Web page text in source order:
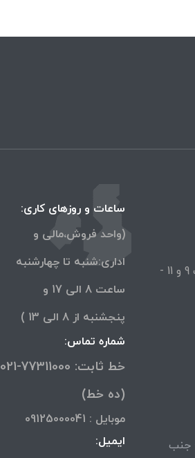
-
جنب
ساعات و روزهای کاری:
(واحد فروش،مالی و
اداری:شنبه تا چهارشنبه
ساعت 8 الی 17 و
پنجشنبه از 8 الی 13 )
شماره تماس:
خط ثابت: 77311000-021
(ده خط)
موبایل : 09125000041
ایمیل: